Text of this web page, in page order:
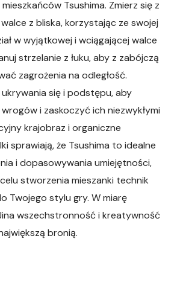
Tsushima. Zmierz się z
z bliska, korzystając ze swojej
w wyjątkowej i wciągającej walce
strzelanie z łuku, aby z zabójczą
zagrożenia na odległość.
się i podstępu, aby
i zaskoczyć ich niezwykłymi
krajobraz i organiczne
sprawiają, że Tsushima to idealne
i dopasowywania umiejętności,
stworzenia mieszanki technik
Twojego stylu gry. W miarę
wszechstronność i kreatywność
bronią.